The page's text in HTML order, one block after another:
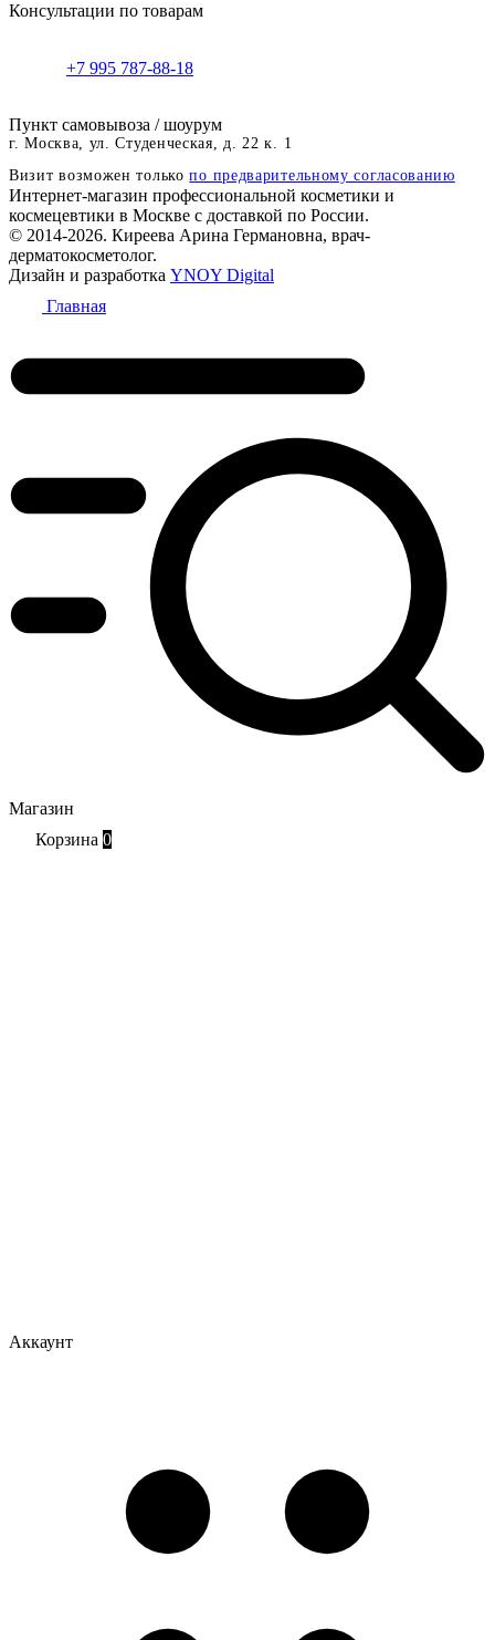
Консультации по товарам
+7 995 787-88-18
Пункт самовывоза / шоурум
г. Москва, ул. Студенческая, д. 22 к. 1
Визит возможен толькопо предварительному согласованию
Интернет-магазин профессиональной косметики и
космецевтики в Москве с доставкой по России.
© 2014-2026. Киреева Арина Германовна, врач-
дерматокосметолог.
Дизайн и разработка YNOY Digital
Главная
Магазин
Корзина 0
Аккаунт